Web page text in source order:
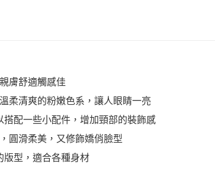
動。
膚舒適觸感佳
柔清爽的粉嫩色系，讓人眼睛一亮
配一些小配件，增加頸部的裝飾感
圓滑柔美，又修飾嬌俏臉型
版型，適合各種身材